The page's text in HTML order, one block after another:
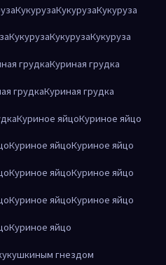
КукурузаКукурузаКукуруза
КукурузаКукурузаКукуруза
грудкаКуриная грудка
грудкаКуриная грудка
Куриное яйцоКуриное яйцо
Куриное яйцоКуриное яйцо
Куриное яйцоКуриное яйцо
Куриное яйцоКуриное яйцо
Куриное яйцо
гнездом